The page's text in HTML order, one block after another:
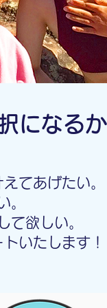
になる
てあげたい。
。
て欲しい。
いたします